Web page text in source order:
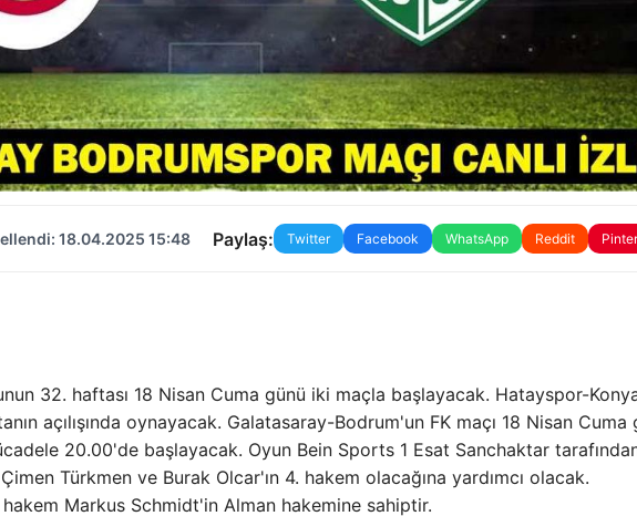
18.04.2025 15:48 Paylaş: Twitter Facebook WhatsApp Reddit
32. haftası 18 Nisan Cuma günü iki maçla başlayacak. Hatayspor-
açılışında oynayacak. Galatasaray-Bodrum'un FK maçı 18 Nisan Cuma
20.00'de başlayacak. Oyun Bein Sports 1 Esat Sanchaktar
Türkmen ve Burak Olcar'ın 4. hakem olacağına yardımcı olacak.
Markus Schmidt'in Alman hakemine sahiptir.